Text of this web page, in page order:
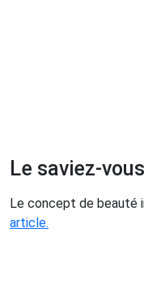
Le saviez-
Le concept de beauté
article.